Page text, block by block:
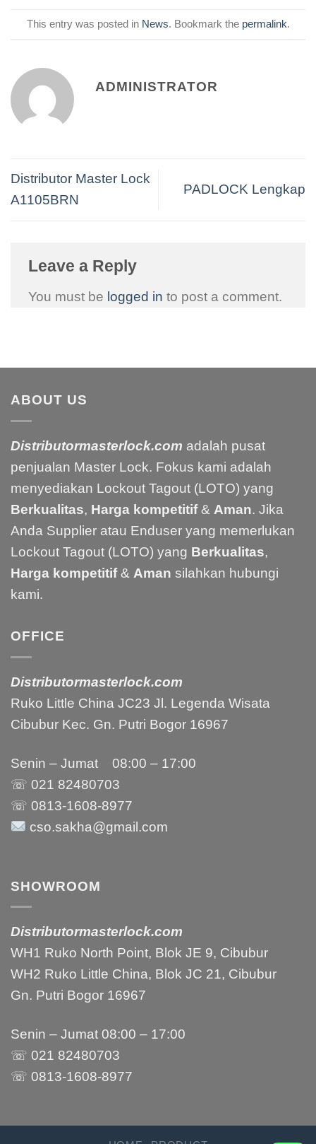
This entry was posted in News. Bookmark the permalink.
ADMINISTRATOR
Distributor Master Lock
A1105BRN
PADLOCK Lengkap
Leave a Reply
You must be logged in to post a comment.
ABOUT US
Distributormasterlock.com adalah pusat
penjualan Master Lock. Fokus kami adalah
menyediakan Lockout Tagout (LOTO) yang
Berkualitas, Harga kompetitif& Aman. Jika
Anda Supplier atau Enduser yang memerlukan
Lockout Tagout (LOTO) yang Berkualitas,
Harga kompetitif& Aman silahkan hubungi
kami.
OFFICE
Distributormasterlock.com
Ruko Little China JC23 Jl. Legenda Wisata
Cibubur Kec. Gn. Putri Bogor 16967
Senin – Jumat 08:00 – 17:00
☏ 021 82480703
☏ 0813-1608-8977
cso.sakha@gmail.com
SHOWROOM
Distributormasterlock.com
WH1 Ruko North Point, Blok JE 9, Cibubur
WH2 Ruko Little China, Blok JC 21, Cibubur
Gn. Putri Bogor 16967
Senin – Jumat 08:00 – 17:00
☏ 021 82480703
☏ 0813-1608-8977